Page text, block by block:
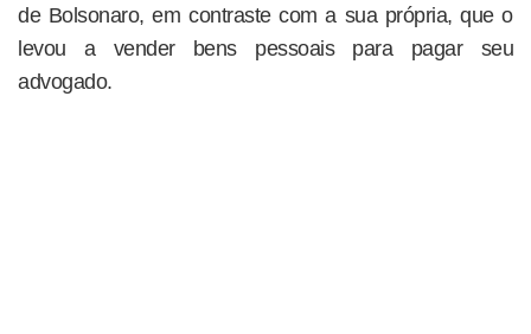
de Bolsonaro, em contraste com a sua própria, que o
levou a vender bens pessoais para pagar seu
advogado.